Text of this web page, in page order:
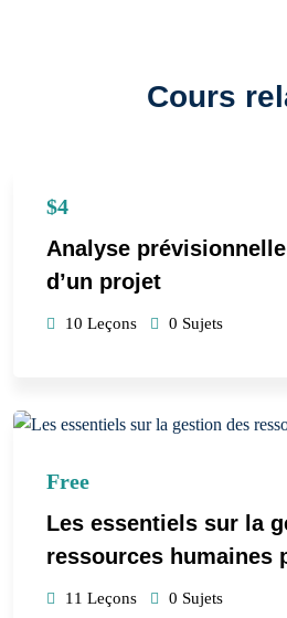
Cours
$4
Analyse
d’un projet
10 Leçons 0 Sujets
Free
Les essentiels sur la
ressources humaines
11 Leçons 0 Sujets